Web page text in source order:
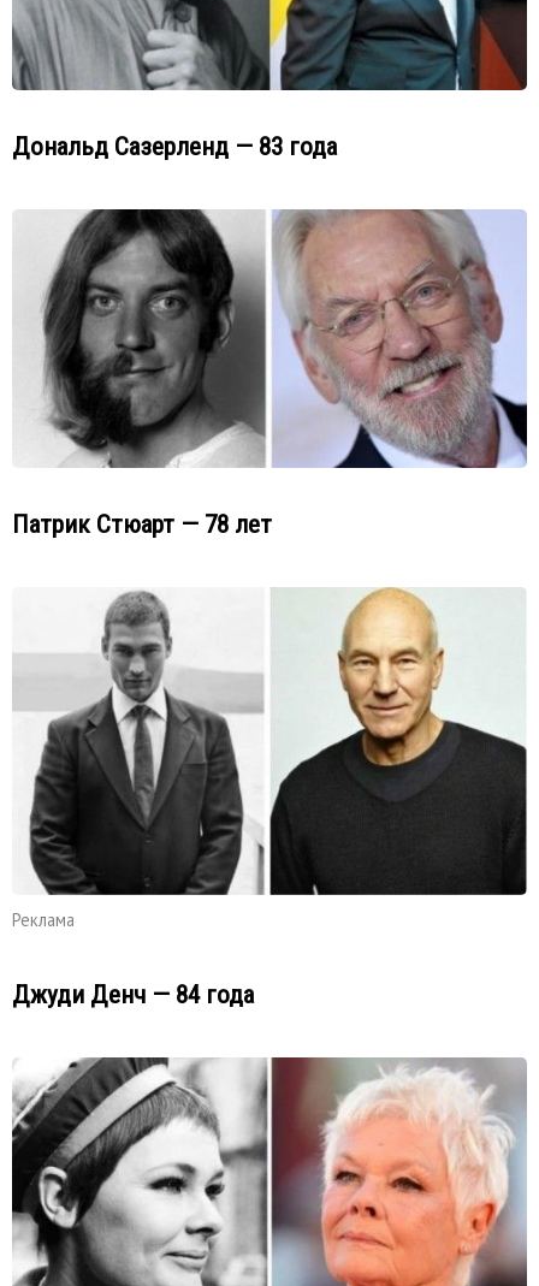
Дональд Сазерленд — 83 года
Патрик Стюарт — 78 лет
Реклама
Джуди Денч — 84 года